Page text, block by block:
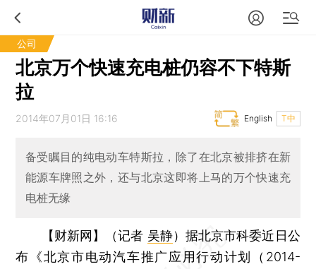
公司
北京万个快速充电桩仍容不下特斯
拉
2014年07月01日 16:16 T中
English
备受瞩目的纯电动车特斯拉，除了在北京被排挤在新
能源车牌照之外，还与北京这即将上马的万个快速充
电桩无缘
【财新网】（记者 吴静） 据北京市科委近日公
布《北京市电动汽车推广应用行动计划（2014-